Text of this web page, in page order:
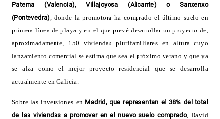
Paterna (Valencia), Villajoyosa (Alicante) o Sanxenxo
(Pontevedra), donde la promotora ha comprado el último suelo en
primera línea de playa y en el que prevé desarrollar un proyecto de,
aproximadamente, 150 viviendas plurifamiliares en altura cuyo
lanzamiento comercial se estima que sea el próximo verano y que ya
se alza como el mejor proyecto residencial que se desarrolla
actualmente en Galicia.
Sobre las inversiones en Madrid, que representan el 38% del total
de las viviendas a promover en el nuevo suelo comprado, David